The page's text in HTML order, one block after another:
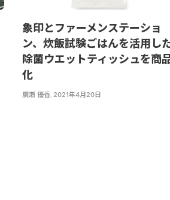
象印とファーメンステーショ
ン、炊飯試験ごはんを活用し
除菌ウエットティッシュを商
化
廣瀬 優香, 2021年4月20日